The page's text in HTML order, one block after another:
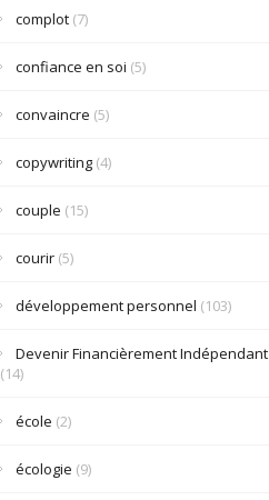
complot(7)
confiance en soi (5)
convaincre (5)
copywriting(4)
couple (15)
courir(5)
développement personnel (103)
Devenir Financièrement Indépendant
(14)
école (2)
écologie (9)